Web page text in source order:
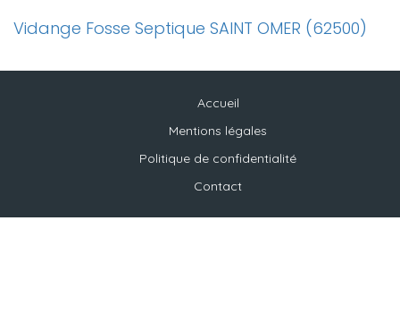
Vidange Fosse Septique SAINT OMER (62500)
Accueil
Mentions légales
Politique de confidentialité
Contact